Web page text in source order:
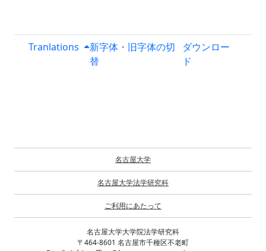
Tranlations
新字体・旧字体の切
替
ダウンロー
ド
名古屋大学
名古屋大学法学研究科
ご利用にあたって
名古屋大学大学院法学研究科
〒464-8601 名古屋市千種区不老町